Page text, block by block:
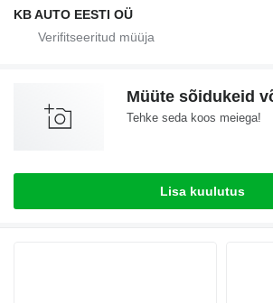
KB AUTO EESTI OÜ
Müüte sõidukeid
Tehke seda koos meiega!
Lisa kuulutus